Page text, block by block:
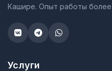
Кашире. Опыт работы более
Услуги